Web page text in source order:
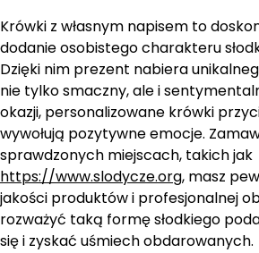
Krówki z własnym napisem to
dodanie osobistego charakteru
Dzięki nim prezent nabiera
nie tylko smaczny, ale i
okazji, personalizowane krówki
wywołują pozytywne emocje.
sprawdzonych miejscach, takich jak
https://www.slodycze.org, masz
jakości produktów i profesjonalnej
rozważyć taką formę słodkiego
się i zyskać uśmiech obdarowanych.